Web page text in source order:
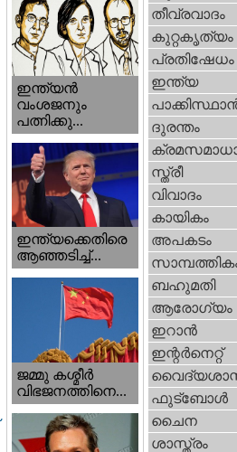
ഇന്ത്യൻ
വംശജനും
പത്നിക്കു...
ഇന്ത്യക്കെതിരെ
ആഞ്ഞടിച്ച്...
ജമ്മു കശ്മീ‍ർ
വിഭജനത്തിനെ...
തീവ്രവാദം
കുറ്റകൃത്യം
പ്രതിഷേധം
ഇന്ത്യ
ദുരന്തം
സ്ത്രീ
വിവാദം
കായികം
അപകടം
ബഹുമതി
ആരോഗ്യം
ഇറാന്‍
ഇന്റര്‍നെറ്റ്‌
ഫുട്ബോള്‍
ചൈന
ശാസ്ത്രം